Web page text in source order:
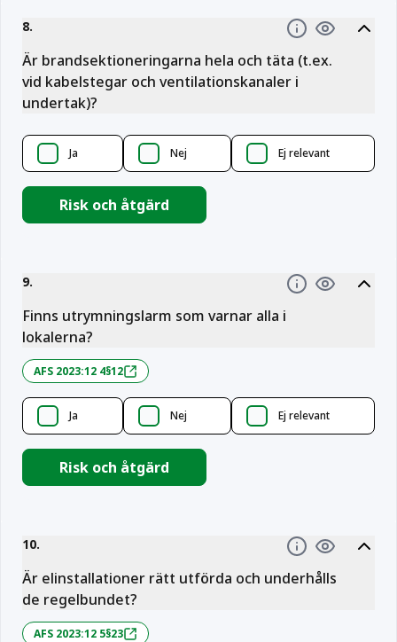
8.
Är brandsektioneringarna hela och täta (t.ex.
vid kabelstegar och ventilationskanaler i
undertak)?
Ja Nej Ej relevant
Risk och åtgärd
9.
Finns utrymningslarm som varnar alla i
lokalerna?
AFS 2023:12 4§12
Ja Nej Ej relevant
Risk och åtgärd
10.
Är elinstallationer rätt utförda och underhålls
de regelbundet?
Information
AFS 2023:12 5§23